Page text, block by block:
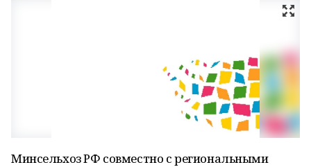
Минсельхоз РФ совместно с региональными